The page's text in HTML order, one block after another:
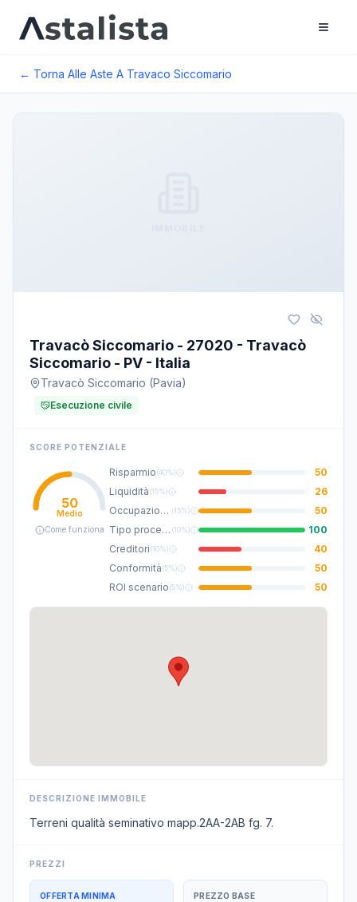
← Torna Alle Aste A Travaco Siccomario
Travacò Siccomario - 27020 - Travacò
Siccomario - PV - Italia
Travacò Siccomario (Pavia)
Esecuzione civile
SCORE POTENZIALE
50
Medio
Come funziona
Risparmio(40%)
50
Liquidità(15%)
26
Occupazione (15%)
50
Tipo procedura (10%)
100
Creditori(10%)
40
Conformità(5%)
50
ROI scenario(5%) 50
DESCRIZIONE IMMOBILE
Terreni qualità seminativo mapp.2AA-2AB fg. 7.
PREZZI
OFFERTA MINIMA PREZZO BASE